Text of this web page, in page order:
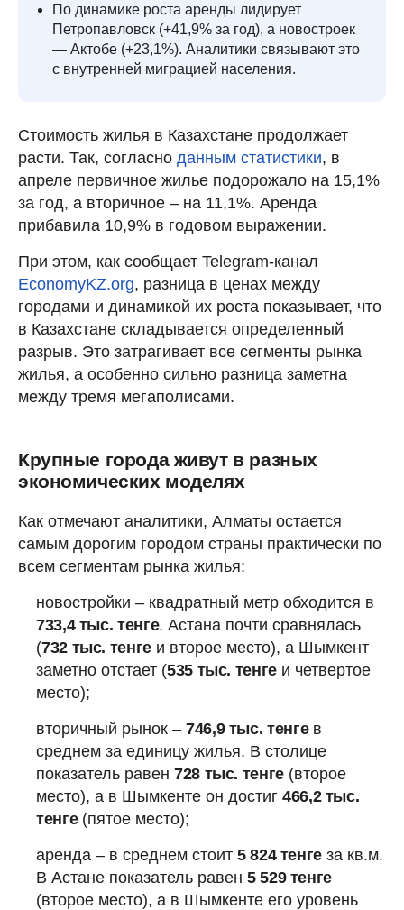
По динамике роста аренды лидирует
Петропавловск (+41,9% за год), а новостроек
— Актобе (+23,1%). Аналитики связывают это
с внутренней миграцией населения.
Стоимость жилья в Казахстане продолжает
расти. Так, согласно данным статистики, в
апреле первичное жилье подорожало на 15,1%
за год, а вторичное – на 11,1%. Аренда
прибавила 10,9% в годовом выражении.
При этом, как сообщает Telegram-канал
EconomyKZ.org, разница в ценах между
городами и динамикой их роста показывает, что
в Казахстане складывается определенный
разрыв. Это затрагивает все сегменты рынка
жилья, а особенно сильно разница заметна
между тремя мегаполисами.
Крупные города живут в разных
экономических моделях
Как отмечают аналитики, Алматы остается
самым дорогим городом страны практически по
всем сегментам рынка жилья:
️новостройки – квадратный метр обходится в
733,4 тыс. тенге. Астана почти сравнялась
(732 тыс. тенге и второе место), а Шымкент
заметно отстает (535 тыс. тенгеи четвертое
место);
️вторичный рынок – 746,9 тыс. тенгев
среднем за единицу жилья. В столице
показатель равен 728 тыс. тенге (второе
место), а в Шымкенте он достиг 466,2 тыс.
тенге(пятое место);
️аренда – в среднем стоит 5 824 тенге за кв.м.
В Астане показатель равен 5 529 тенге
(второе место), а в Шымкенте его уровень